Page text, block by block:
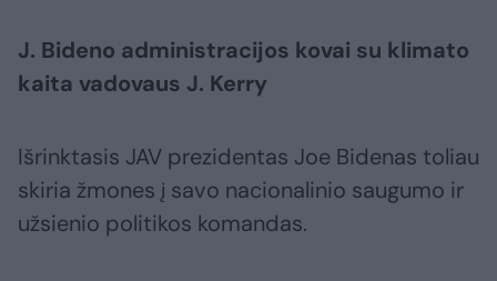
J. Bideno administracijos kovai su klimato
kaita vadovaus J. Kerry
Išrinktasis JAV prezidentas Joe Bidenas toliau
skiria žmones į savo nacionalinio saugumo ir
užsienio politikos komandas.